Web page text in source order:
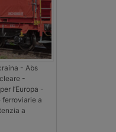
- Abs
-
l’Europa -
a
a